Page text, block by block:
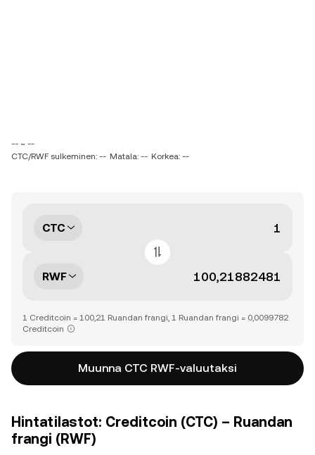
-- ~ --
CTC/RWF sulkeminen: -- Matala: -- Korkea: --
CTC
RWF
1 Creditcoin = 100,21 Ruandan frangi, 1 Ruandan frangi = 0,0099782
Creditcoin
Muunna CTC RWF-valuutaksi
Hintatilastot: Creditcoin (CTC) – Ruandan
frangi (RWF)